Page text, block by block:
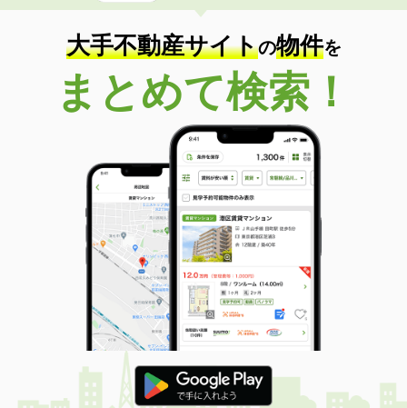
専有面積 22.7m²
間取り
1K
島根県松江市東出雲町錦新町５丁目
価 格
4.80万円
島根県松江市東出雲町錦新町５丁目
22.7m²
間取り
1K
島根県松江市東出雲町錦新町５丁目
価 格
4.80万円
住 所
島根県松江市東出雲町錦新町５丁目
専有面積 22.7m²
間取り
1K
島根県松江市東出雲町錦新町５丁目
価 格
5.10万円
大手不動産サイトの物件を
まとめて検索！